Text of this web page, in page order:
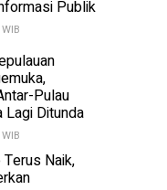
Publik
Pulau
Lagi Ditunda
Naik,